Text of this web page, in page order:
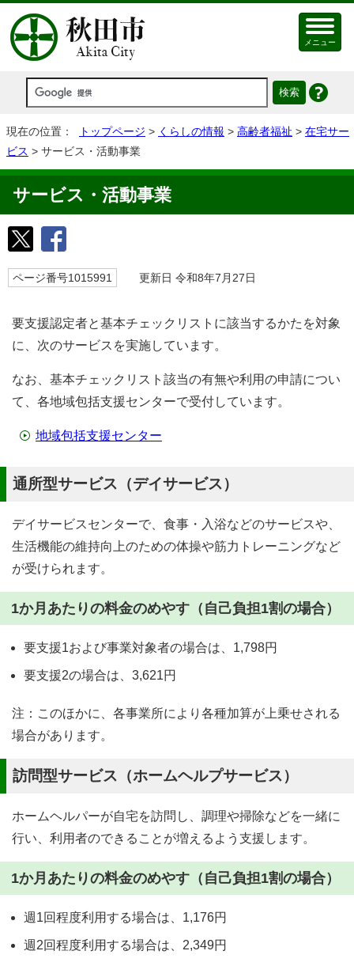
メニュー
現在の位置： トップページ > くらしの情報 > 高齢者福祉 > 在宅サー
ビス > サービス・活動事業
サービス・活動事業
ページ番号1015991 更新日 令和8年7月27日
要支援認定者と基本チェックリストに該当するかたを対象
に、次のサービスを実施しています。
なお、基本チェックリスト該当の有無や利用の申請につい
て、各地域包括支援センターで受付しています。
地域包括支援センター
通所型サービス（デイサービス）
デイサービスセンターで、食事・入浴などのサービスや、
生活機能の維持向上のための体操や筋力トレーニングなど
が受けられます。
1か月あたりの料金のめやす（自己負担1割の場合）
要支援1および事業対象者の場合は、1,798円
要支援2の場合は、3,621円
注：このほかに、各事業所により各種加算が上乗せされる
場合があります。
訪問型サービス（ホームヘルプサービス）
ホームヘルパーが自宅を訪問し、調理や掃除などを一緒に
行い、利用者のできることが増えるよう支援します。
1か月あたりの料金のめやす（自己負担1割の場合）
週1回程度利用する場合は、1,176円
週2回程度利用する場合は、2,349円